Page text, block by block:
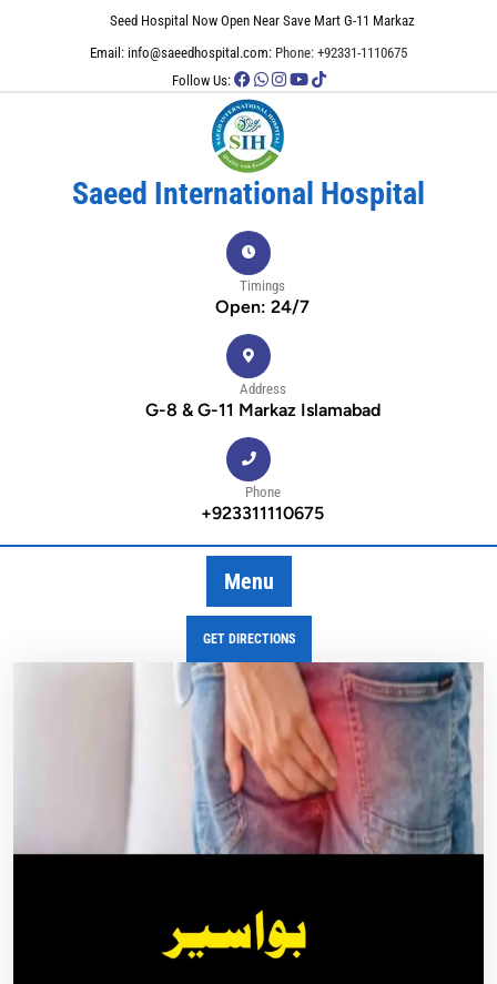
Seed Hospital Now Open Near Save Mart G-11 Markaz
Email: info@saeedhospital.com: Phone: +92331-1110675
Follow Us:
Saeed International Hospital
Timings
Open: 24/7
Address
G-8 & G-11 Markaz Islamabad
Phone
+923311110675
Menu
GET DIRECTIONS